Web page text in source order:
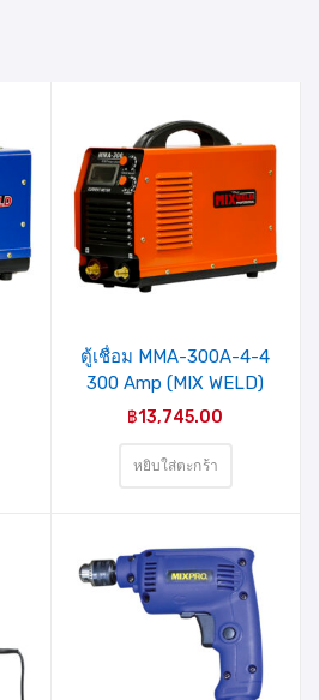
รายการ
สินค้าที่
ตู้เชื่อม MMA-300A-4-4
300 Amp (MIX WELD)
฿13,745.00
หยิบใส่ตะกร้า